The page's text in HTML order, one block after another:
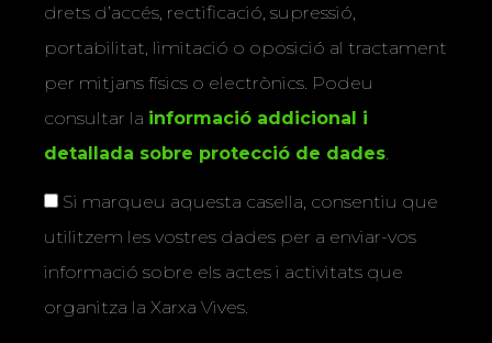
drets d’accés, rectificació, supressió,
portabilitat, limitació o oposició al tractament
per mitjans físics o electrònics. Podeu
consultar la informació addicional i
detallada sobre protecció de dades
Si marqueu aquesta casella, consentiu que
utilitzem les vostres dades per a enviar-vos
informació sobre els actes i activitats que
organitza la Xarxa Vives.